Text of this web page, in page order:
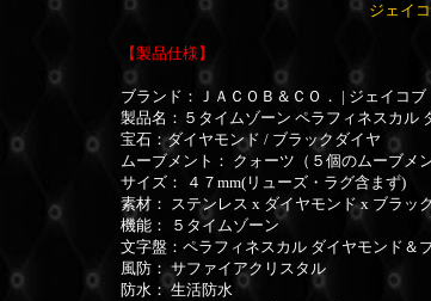
ジェイ
【製品仕様】
ブランド：ＪＡＣＯＢ＆ＣＯ． | ジェイコブ
製品名：５タイムゾーン ペラフィネスカル
宝石：ダイヤモンド / ブラックダイヤ
ムーブメント： クォーツ（５個のムーブメ
サイズ： ４７mm(リューズ・ラグ含まず)
素材： ステンレス x ダイヤモンド x ブラッ
機能： ５タイムゾーン
文字盤：ペラフィネスカル ダイヤモンド＆
風防： サファイアクリスタル
防水： 生活防水